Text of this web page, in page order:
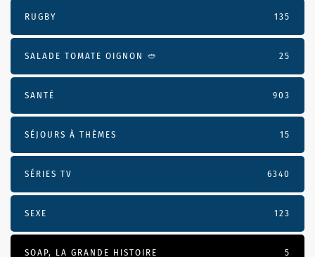
RUGBY 135
SALADE TOMATE OIGNON 🥙 25
SANTÉ 903
SÉJOURS À THÈMES 15
SÉRIES TV 6340
SEXE 123
SOAP, LA GRANDE HISTOIRE 5